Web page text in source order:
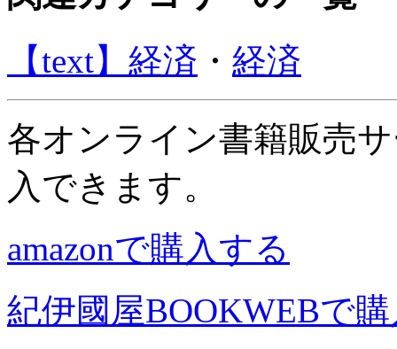
【text】経済 ・ 経済
各オンライン書籍販売
入できます。
amazonで購入する
紀伊國屋BOOKWEBで